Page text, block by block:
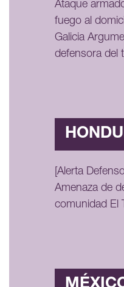
Ataque
fuego al
Galicia
defensora del
[Alerta
Amenaza de
comunidad El